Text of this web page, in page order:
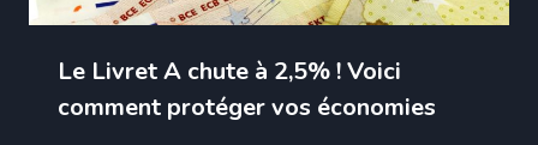
Le Livret A chute à 2,5% ! Voici
comment protéger vos économies